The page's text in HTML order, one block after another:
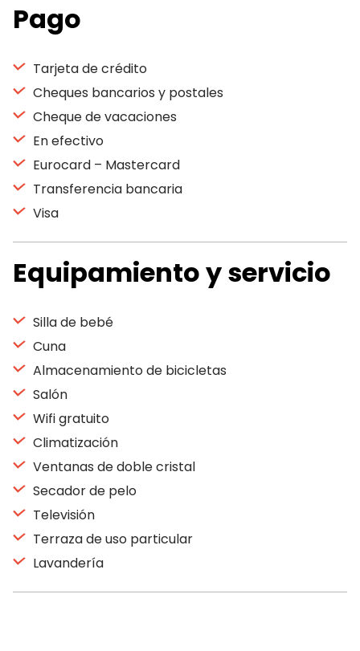
Pago
Tarjeta de crédito
Cheques bancarios y postales
Cheque de vacaciones
En efectivo
Eurocard – Mastercard
Transferencia bancaria
Visa
Equipamiento y servicio
Silla de bebé
Cuna
Almacenamiento de bicicletas
Salón
Wifi gratuito
Climatización
Ventanas de doble cristal
Secador de pelo
Televisión
Terraza de uso particular
Lavandería